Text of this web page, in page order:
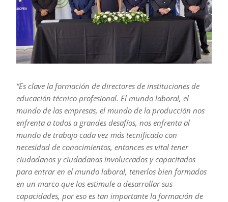
“Es clave la formación de directores de instituciones de
educación técnico profesional. El mundo laboral, el
mundo de las empresas, el mundo de la producción nos
enfrenta a todos a grandes desafíos, nos enfrenta al
mundo de trabajo cada vez más tecnificado con
necesidad de conocimientos, entonces es vital tener
ciudadanos y ciudadanas involucrados y capacitados
para entrar en el mundo laboral, tenerlos bien formados
en un marco que los estimule a desarrollar sus
capacidades, por eso es tan importante la formación de